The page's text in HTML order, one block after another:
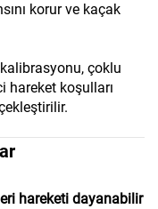
korur ve kaçak
çoklu
hareket koşulları
hareketi dayanabilir